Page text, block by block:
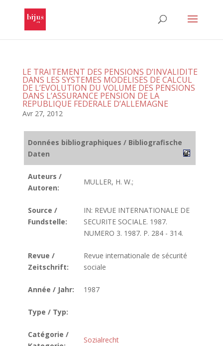
LE TRAITEMENT DES PENSIONS D’INVALIDITE
DANS LES SYSTEMES MODELISES DE CALCUL
DE L’EVOLUTION DU VOLUME DES PENSIONS
DANS L’ASSURANCE PENSION DE LA
REPUBLIQUE FEDERALE D’ALLEMAGNE
Avr 27, 2012
Données bibliographiques / Bibliografische
Daten
Auteurs /
Autoren:
MULLER, H. W.;
Source /
Fundstelle:
IN: REVUE INTERNATIONALE DE
SECURITE SOCIALE. 1987.
NUMERO 3. 1987. P. 284 - 314.
Revue /
Zeitschrift:
Revue internationale de sécurité
sociale
Année / Jahr: 1987
Type / Typ:
Catégorie /
Sozialrecht